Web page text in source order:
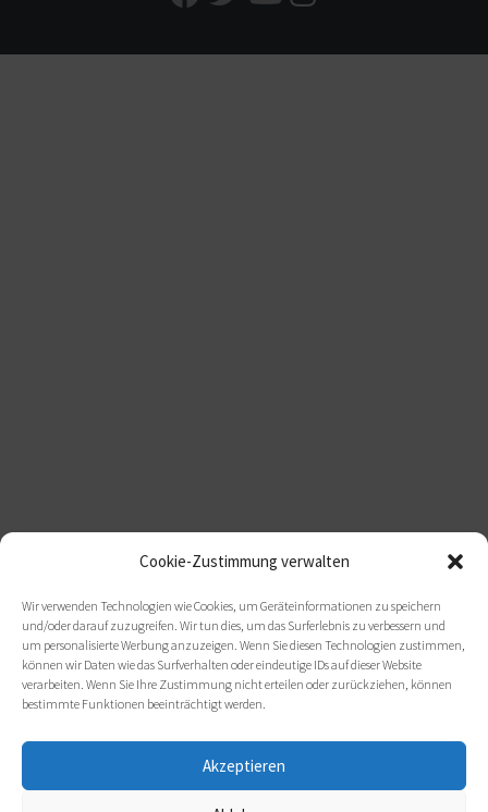
Cookie-Zustimmung verwalten
Wir verwenden Technologien wie Cookies, um Geräteinformationen zu speichern
und/oder darauf zuzugreifen. Wir tun dies, um das Surferlebnis zu verbessern und
um personalisierte Werbung anzuzeigen. Wenn Sie diesen Technologien zustimmen,
können wir Daten wie das Surfverhalten oder eindeutige IDs auf dieser Website
verarbeiten. Wenn Sie Ihre Zustimmung nicht erteilen oder zurückziehen, können
bestimmte Funktionen beeinträchtigt werden.
Akzeptieren